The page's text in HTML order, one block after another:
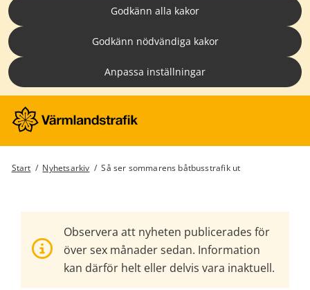
Godkänn alla kakor
Godkänn nödvändiga kakor
Anpassa inställningar
Start / Nyhetsarkiv / Så ser sommarens båtbusstrafik ut
Observera att nyheten publicerades för
över sex månader sedan. Information
kan därför helt eller delvis vara inaktuell.